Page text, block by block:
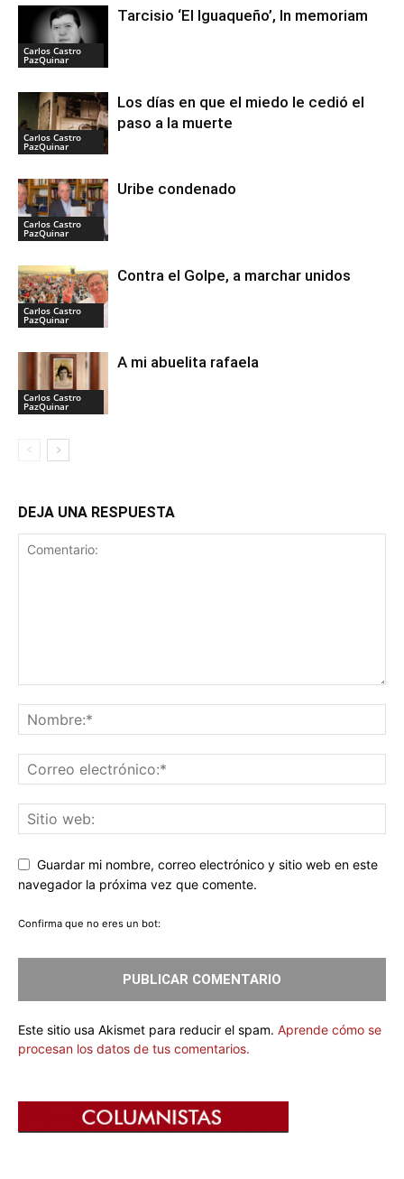
Carlos Castro
PazQuinar
Tarcisio ‘El Iguaqueño’, In memoriam
Carlos Castro
PazQuinar
Los días en que el miedo le cedió el
paso a la muerte
Carlos Castro
PazQuinar
Uribe condenado
Carlos Castro
PazQuinar
Contra el Golpe, a marchar unidos
Carlos Castro
PazQuinar
A mi abuelita rafaela
DEJA UNA RESPUESTA
Guardar mi nombre, correo electrónico y sitio web en este
navegador la próxima vez que comente.
Confirma que no eres un bot:
Este sitio usa Akismet para reducir el spam. Aprende cómo se
procesan los datos de tus comentarios.